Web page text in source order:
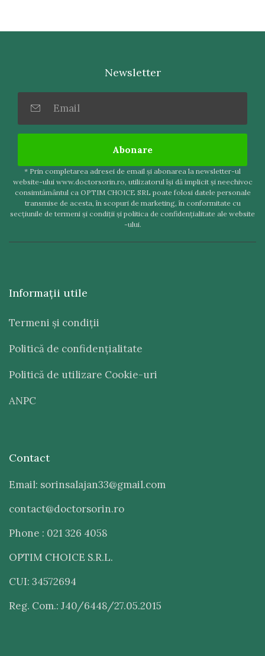
Newsletter
Abonare
* Prin completarea adresei de email şi abonarea la newsletter-ul
website-ului www.doctorsorin.ro, utilizatorul îşi dă implicit şi neechivoc
consimtământul ca OPTIM CHOICE SRL poate folosi datele personale
transmise de acesta, în scopuri de marketing, în conformitate cu
secţiunile de termeni şi condiţii şi politica de confidenţialitate ale website
-ului.
Informaţii utile
Termeni şi condiţii
Politică de confidenţialitate
Politică de utilizare Cookie-uri
ANPC
Contact
Email: sorinsalajan33@gmail.com
contact@doctorsorin.ro
Phone : 021 326 4058
OPTIM CHOICE S.R.L.
CUI: 34572694
Reg. Com.: J40/6448/27.05.2015